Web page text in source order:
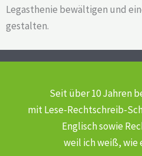
Legasthenie bewältigen und
gestalten.
Seit über 10 Jahren
mit Lese-Rechtschreib-
Englisch sowie
weil ich weiß, wie